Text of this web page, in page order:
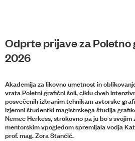
Odprte prijave za Poletno
2026
Akademija za likovno umetnost in
vrata Poletni grafični šoli, ciklu dveh
posvečenih izbranim tehnikam avtorske
izjemni študentki magistrskega študija
Nemec Herkess, strokovno pa ju bo s svojim
mentorskim vpogledom spremljala vodja
prof. mag. Zora Stančič.